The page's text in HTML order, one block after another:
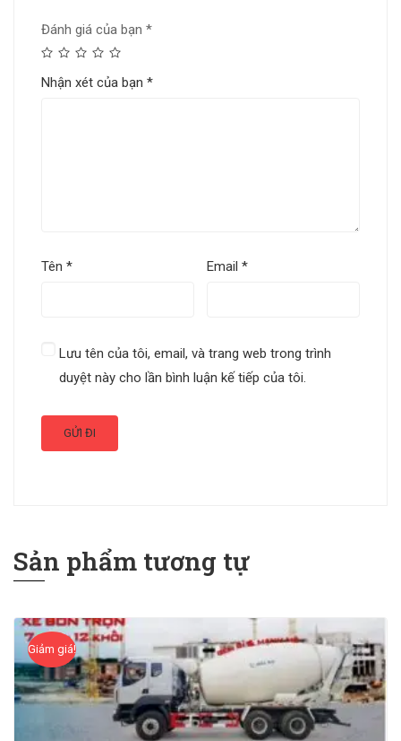
Đánh giá của bạn *
Nhận xét của bạn *
Tên * Email*
Lưu tên của tôi, email, và trang web trong trình
duyệt này cho lần bình luận kế tiếp của tôi.
Sản phẩm tương tự
Giảm giá!